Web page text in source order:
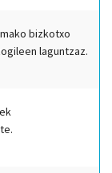
bizkotxo
laguntzaz.